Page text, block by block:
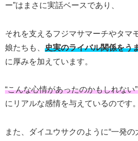
ー”はまさに実話ベースであり、
それを支えるフジマサマーチやタマ
娘たちも、 史実のライバル関係をう
に厚みを加えています。
“こんな心情があったのかもしれない
にリアルな感情を与えているのです。
また、ダイユウサクのように“一発